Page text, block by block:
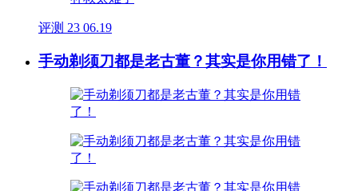
评测 23 06.19
手动剃须刀都是老古董？其实是你用错了！